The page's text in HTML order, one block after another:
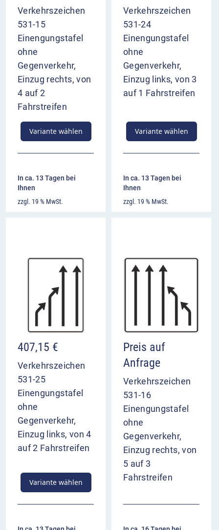
Verkehrszeichen
531-15
Einengungstafel
ohne
Gegenverkehr,
Einzug rechts, von
4 auf 2
Fahrstreifen
Variante wählen
In ca. 13 Tagen bei
Ihnen
zzgl. 19 % MwSt.
Verkehrszeichen
531-24
Einengungstafel
ohne
Gegenverkehr,
Einzug links, von 3
auf 1 Fahrstreifen
Variante wählen
In ca. 13 Tagen bei
Ihnen
zzgl. 19 % MwSt.
407,15 €
Verkehrszeichen
531-25
Einengungstafel
ohne
Gegenverkehr,
Einzug links, von 4
auf 2 Fahrstreifen
Variante wählen
Preis auf
Anfrage
Verkehrszeichen
531-16
Einengungstafel
ohne
Gegenverkehr,
Einzug rechts, von
5 auf 3
Fahrstreifen